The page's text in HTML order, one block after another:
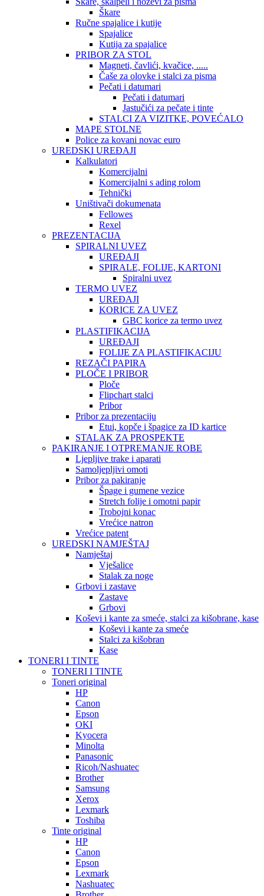
Škare
Ručne spajalice i kutije
Spajalice
Kutija za spajalice
PRIBOR ZA STOL
Magneti, čavlići, kvačice, .....
Čaše za olovke i stalci za pisma
Pečati i datumari
Pečati i datumari
Jastučići za pečate i tinte
STALCI ZA VIZITKE, POVEĆALO
MAPE STOLNE
Police za kovani novac euro
UREDSKI UREĐAJI
Kalkulatori
Komercijalni
Komercijalni s ading rolom
Tehnički
Uništivači dokumenata
Fellowes
Rexel
PREZENTACIJA
SPIRALNI UVEZ
UREĐAJI
SPIRALE, FOLIJE, KARTONI
Spiralni uvez
TERMO UVEZ
UREĐAJI
KORICE ZA UVEZ
GBC korice za termo uvez
PLASTIFIKACIJA
UREĐAJI
FOLIJE ZA PLASTIFIKACIJU
REZAČI PAPIRA
PLOČE I PRIBOR
Ploče
Flipchart stalci
Pribor
Pribor za prezentaciju
Etui, kopče i špagice za ID kartice
STALAK ZA PROSPEKTE
PAKIRANJE I OTPREMANJE ROBE
Ljepljive trake i aparati
Samoljepljivi omoti
Pribor za pakiranje
Špage i gumene vezice
Stretch folije i omotni papir
Trobojni konac
Vrećice natron
Vrećice patent
UREDSKI NAMJEŠTAJ
Namještaj
Vješalice
Stalak za noge
Grbovi i zastave
Zastave
Grbovi
Koševi i kante za smeće, stalci za kišobrane, kase
Koševi i kante za smeće
Stalci za kišobran
Kase
TONERI I TINTE
TONERI I TINTE
Toneri original
HP
Canon
Epson
OKI
Kyocera
Minolta
Panasonic
Ricoh/Nashuatec
Brother
Samsung
Xerox
Lexmark
Toshiba
Tinte original
HP
Canon
Epson
Lexmark
Nashuatec